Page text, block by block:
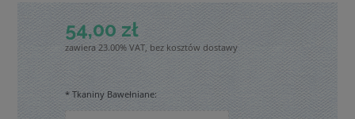
54,00 zł
zawiera 23.00% VAT, bez kosztów dostawy
* Tkaniny Bawełniane: